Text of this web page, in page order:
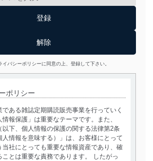
イバシーポリシーに同意の上、登録して下さい。
ポリシー
である雑誌定期購読販売事業を行っていく
報保護」は重要なテーマです。また、
以下、個人情報の保護の関する法律第2条
人情報を意味する）」は、お客様にとって
当社にとっても重要な情報資産であり、確
ことは重要な責務であります。 したがっ